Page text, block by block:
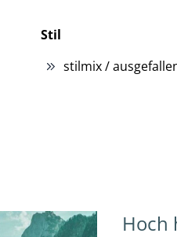
Stil
stilmix /
Hoch